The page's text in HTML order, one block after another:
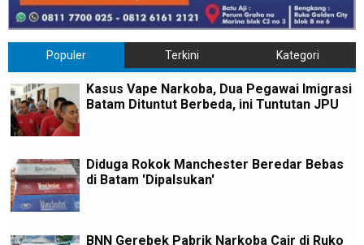
Populer Terkini Kategori
Kasus Vape Narkoba, Dua Pegawai Imigrasi
Batam Dituntut Berbeda, ini Tuntutan JPU
Diduga Rokok Manchester Beredar Bebas
di Batam 'Dipalsukan'
BNN Gerebek Pabrik Narkoba Cair di Ruko